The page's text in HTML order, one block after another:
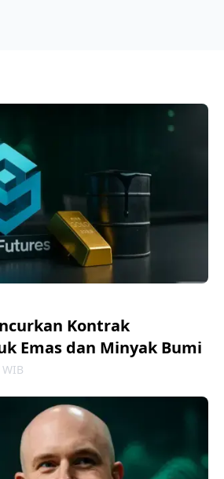
Kontrak
Emas dan Minyak Bumi